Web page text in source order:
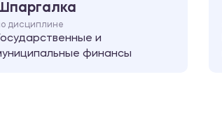
дисциплине
Государственные и
финансы